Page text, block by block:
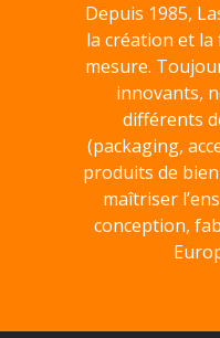
Depuis 1985,
la création et la
mesure.
innovants,
différents
(packaging,
produits de
maîtriser
conception,